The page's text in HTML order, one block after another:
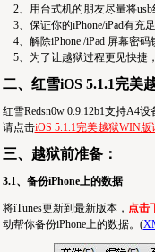
2、用台式机的朋友尽量将
3、保证你的iPhone/iPad有充
4、解除iPhone /iPad 屏幕密
5、为了让越狱过程更见快捷
二、红雪iOS 5.1.1完美
红雪Redsn0w 0.9.12b1支持A4
请点击iOS 5.1.1完美越狱WIN版
三、越狱前准备：
3.1、备份iPhone上的数据
将iTunes更新到最新版本， 点击
动帮你备份iPhone上的数据。(